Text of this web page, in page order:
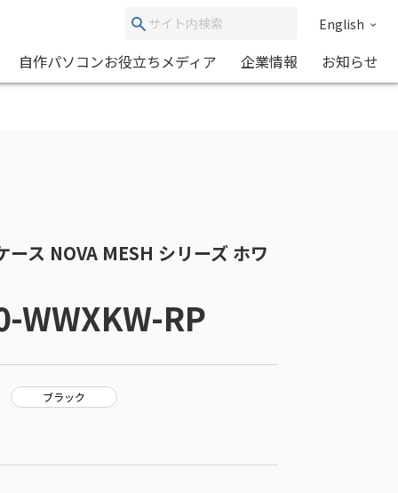
English
自作パソコンお役立ちメディア 企業情報 お知らせ
ス NOVA MESH シリーズ ホワ
WWXKW-RP
ブラック